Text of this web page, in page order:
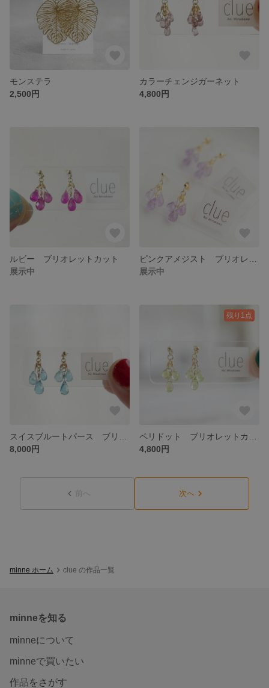
モンステラ
2,500円
カラーチェンジガーネット
4,800円
ルビー ブリオレットカット
展示中
展示中
8,000円
残り1点
4,800円
前へ 次へ
minne ホーム clue の作品一覧
minneを知る
minneについて
minneで買いたい
作品をさがす